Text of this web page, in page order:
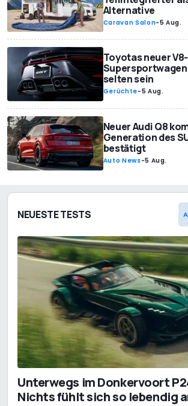
Alternative
Caravan Salon-5 Aug.
Toyotas neuer V8-
selten sein
Gerüchte-5 Aug.
Neuer Audi Q8
Generation des
bestätigt
Auto News-5 Aug.
NEUESTE TESTS
Unterwegs im Donkervoort
Nichts fühlt sich so lebendig